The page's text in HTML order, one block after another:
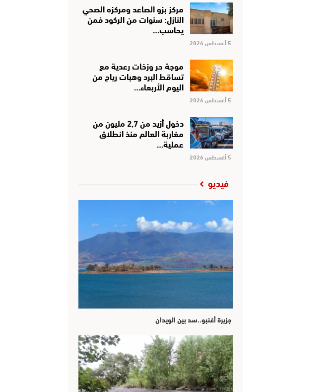
مركز بزو الصاعد ومركزه الصحي
النازل: سنوات من الركود فمن
يحاسب…
5 أغسطس 2026
موجة حر وزخات رعدية مع
تساقط البرد وهبات رياح من
اليوم الأربعاء…
5 أغسطس 2026
دخول أزيد من 2,7 مليون من
مغاربة العالم منذ انطلاق
عملية…
5 أغسطس 2026
فيديو
جزيرة أغنبو..سد بين الويدان